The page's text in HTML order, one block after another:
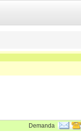
Demanda